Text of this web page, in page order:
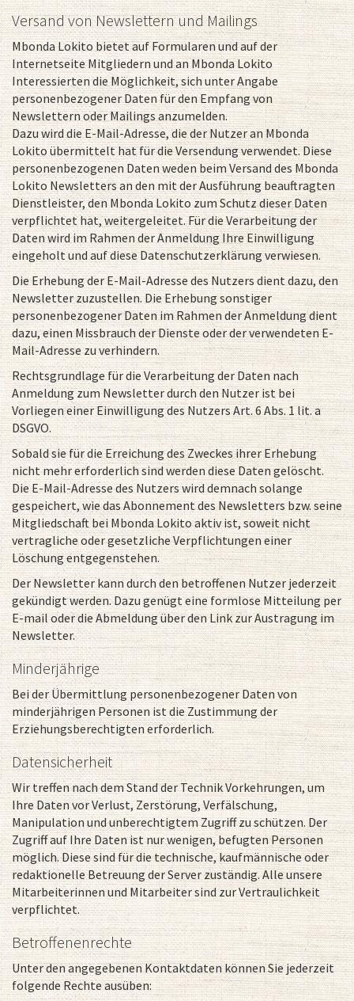
Versand von Newslettern und Mailings
Mbonda Lokito bietet auf Formularen und auf der
Internetseite Mitgliedern und an Mbonda Lokito
Interessierten die Möglichkeit, sich unter Angabe
personenbezogener Daten für den Empfang von
Newslettern oder Mailings anzumelden.
Dazu wird die E-Mail-Adresse, die der Nutzer an Mbonda
Lokito übermittelt hat für die Versendung verwendet. Diese
personenbezogenen Daten weden beim Versand des Mbonda
Lokito Newsletters an den mit der Ausführung beauftragten
Dienstleister, den Mbonda Lokito zum Schutz dieser Daten
verpflichtet hat, weitergeleitet. Für die Verarbeitung der
Daten wird im Rahmen der Anmeldung Ihre Einwilligung
eingeholt und auf diese Datenschutzerklärung verwiesen.
Die Erhebung der E-Mail-Adresse des Nutzers dient dazu, den
Newsletter zuzustellen. Die Erhebung sonstiger
personenbezogener Daten im Rahmen der Anmeldung dient
dazu, einen Missbrauch der Dienste oder der verwendeten E-
Mail-Adresse zu verhindern.
Rechtsgrundlage für die Verarbeitung der Daten nach
Anmeldung zum Newsletter durch den Nutzer ist bei
Vorliegen einer Einwilligung des Nutzers Art. 6 Abs. 1 lit. a
DSGVO.
Sobald sie für die Erreichung des Zweckes ihrer Erhebung
nicht mehr erforderlich sind werden diese Daten gelöscht.
Die E-Mail-Adresse des Nutzers wird demnach solange
gespeichert, wie das Abonnement des Newsletters bzw. seine
Mitgliedschaft bei Mbonda Lokito aktiv ist, soweit nicht
vertragliche oder gesetzliche Verpflichtungen einer
Löschung entgegenstehen.
Der Newsletter kann durch den betroffenen Nutzer jederzeit
gekündigt werden. Dazu genügt eine formlose Mitteilung per
E-mail oder die Abmeldung über den Link zur Austragung im
Newsletter.
Minderjährige
Bei der Übermittlung personenbezogener Daten von
minderjährigen Personen ist die Zustimmung der
Erziehungsberechtigten erforderlich.
Datensicherheit
Wir treffen nach dem Stand der Technik Vorkehrungen, um
Ihre Daten vor Verlust, Zerstörung, Verfälschung,
Manipulation und unberechtigtem Zugriff zu schützen. Der
Zugriff auf Ihre Daten ist nur wenigen, befugten Personen
möglich. Diese sind für die technische, kaufmännische oder
redaktionelle Betreuung der Server zuständig. Alle unsere
Mitarbeiterinnen und Mitarbeiter sind zur Vertraulichkeit
verpflichtet.
Betroffenenrechte
Unter den angegebenen Kontaktdaten können Sie jederzeit
folgende Rechte ausüben: